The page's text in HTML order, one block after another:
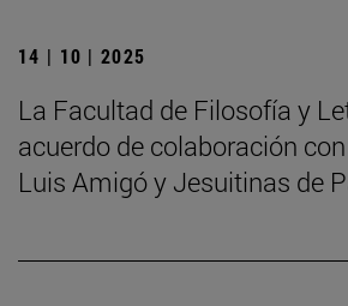
14 | 10 | 2025
La Facultad de Filosofía y
acuerdo de colaboración
Luis Amigó y Jesuitinas de